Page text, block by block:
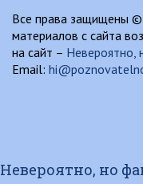
Все права защищены
материалов с сайта
на сайт – Невероятно,
Email:
Невероятно, но